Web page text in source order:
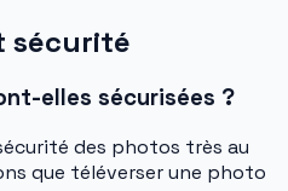
sécurité
elles sécurisées ?
des photos très au
que téléverser une photo